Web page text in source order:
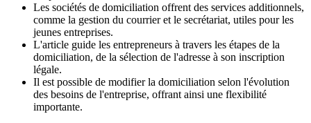
Les sociétés de domiciliation offrent des services additionnels,
comme la gestion du courrier et le secrétariat, utiles pour les
jeunes entreprises.
L'article guide les entrepreneurs à travers les étapes de la
domiciliation, de la sélection de l'adresse à son inscription
légale.
Il est possible de modifier la domiciliation selon l'évolution
des besoins de l'entreprise, offrant ainsi une flexibilité
importante.